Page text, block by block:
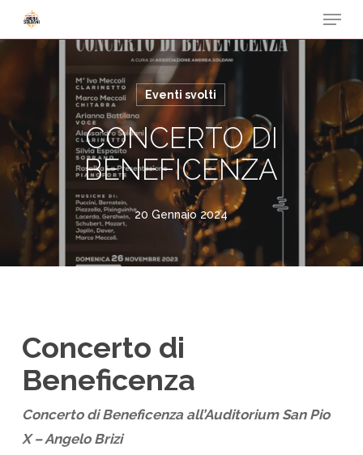
Skip
to
Menu
Eventi svolti
CONCERTO DI
BENEFICENZA
20 Gennaio 2024
Concerto di
Beneficenza
Concerto di Beneficenza all’Auditorium San Pio
X – Angelo Brizi
Close
Menu